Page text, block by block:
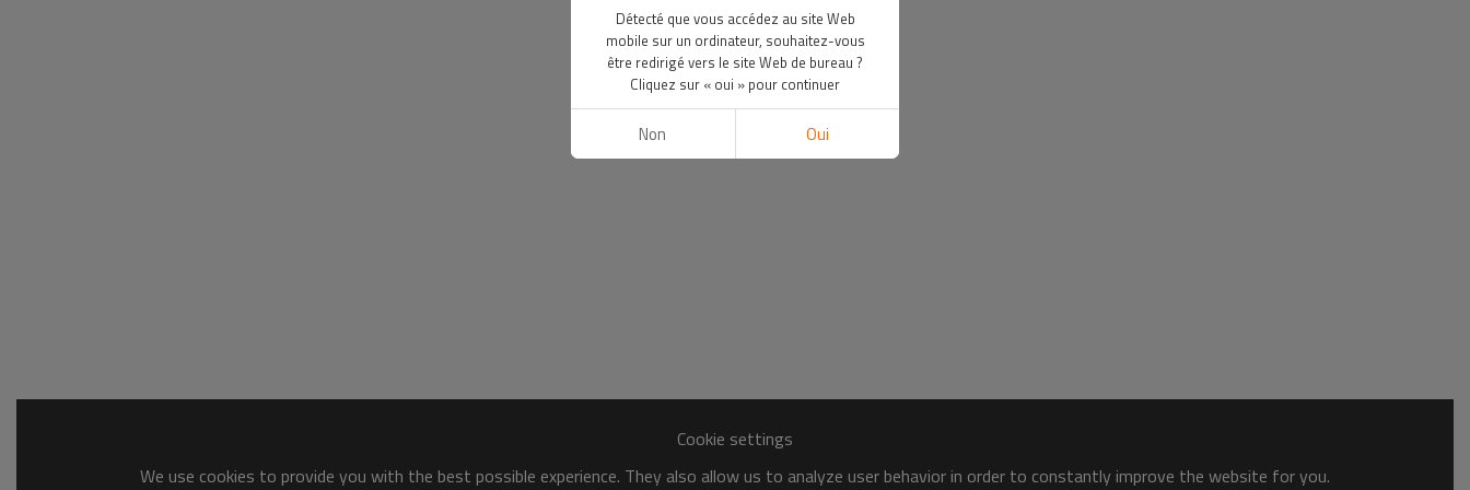
Cookie settings
We use cookies to provide you with the best possible experience. They also allow us to analyze user behavior in order to constantly improve the website for you.
Détecté que vous accédez au site Web
mobile sur un ordinateur, souhaitez-vous
être redirigé vers le site Web de bureau ?
Cliquez sur « oui » pour continuer
Non Oui